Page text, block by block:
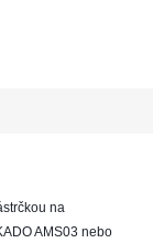
na
AMS03 nebo